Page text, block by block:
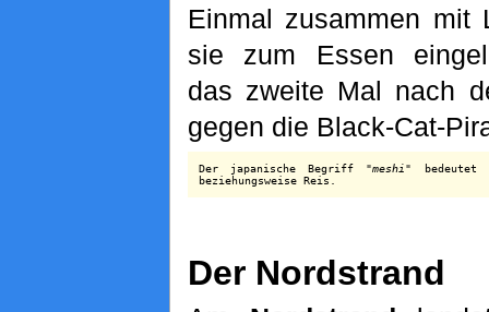
Einmal zusammen mit
sie zum Essen
das zweite Mal nach
gegen die Black-Cat-
Der japanische Begriff "meshi" bedeutet
beziehungsweise Reis.
Der Nordstrand